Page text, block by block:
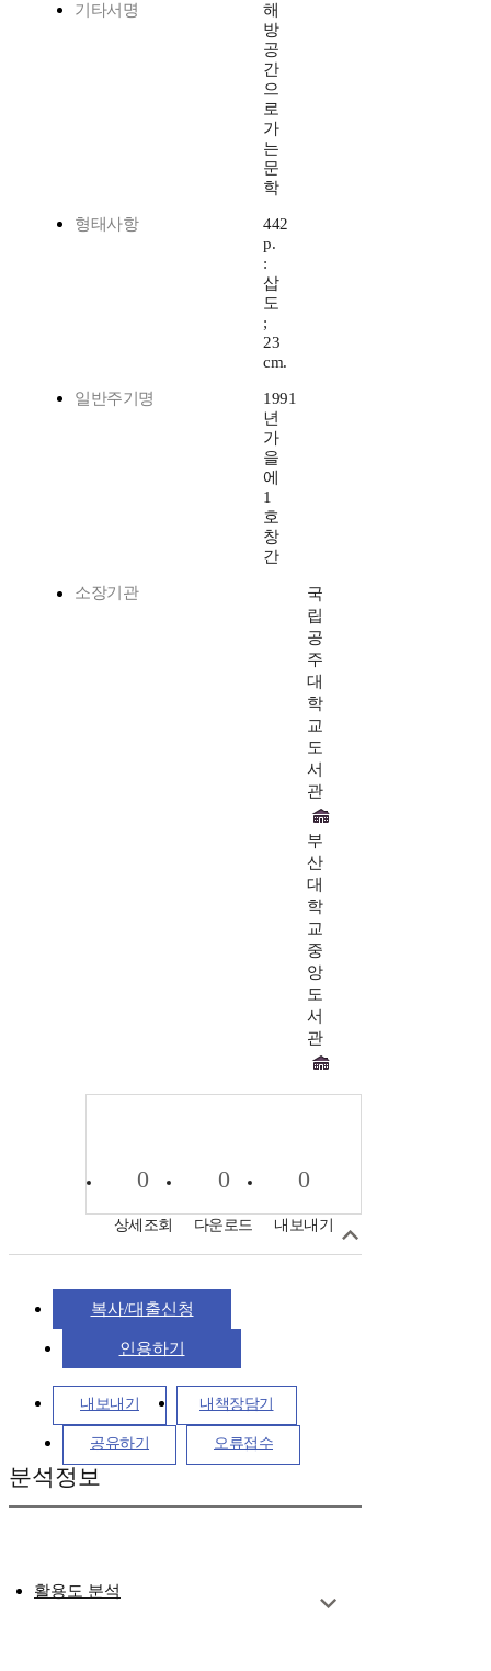
기타서명
해
방
공
간
으
로
가
는
문
학
형태사항
442
p.
:
삽
도
;
23
cm.
일반주기명
1991
년
가
을
에
1
호
창
간
소장기관
국
립
공
주
대
학
교
도
서
관
부
산
대
학
교
중
앙
도
서
관
0
상세조회
0
다운로드
0
내보내기
복사/대출신청
인용하기
내보내기 내책장담기
공유하기 오류접수
분석정보
활용도 분석